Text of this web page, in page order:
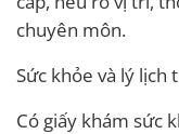
chuyên môn.
Sức khỏe và lý lịch
Có giấy khám sức